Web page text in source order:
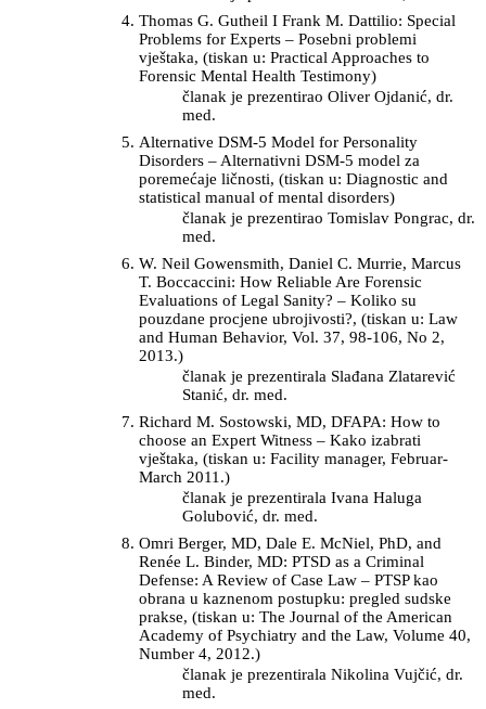
Thomas G. Gutheil I Frank M. Dattilio: Special
Problems for Experts – Posebni problemi
vještaka, (tiskan u: Practical Approaches to
Forensic Mental Health Testimony)
članak je prezentirao Oliver Ojdanić, dr.
med.
Alternative DSM-5 Model for Personality
Disorders – Alternativni DSM-5 model za
poremećaje ličnosti, (tiskan u: Diagnostic and
statistical manual of mental disorders)
članak je prezentirao Tomislav Pongrac, dr.
med.
W. Neil Gowensmith, Daniel C. Murrie, Marcus
T. Boccaccini: How Reliable Are Forensic
Evaluations of Legal Sanity? – Koliko su
pouzdane procjene ubrojivosti?, (tiskan u: Law
and Human Behavior, Vol. 37, 98-106, No 2,
2013.)
članak je prezentirala Slađana Zlatarević
Stanić, dr. med.
Richard M. Sostowski, MD, DFAPA: How to
choose an Expert Witness – Kako izabrati
vještaka, (tiskan u: Facility manager, Februar-
March 2011.)
članak je prezentirala Ivana Haluga
Golubović, dr. med.
Omri Berger, MD, Dale E. McNiel, PhD, and
Renée L. Binder, MD: PTSD as a Criminal
Defense: A Review of Case Law – PTSP kao
obrana u kaznenom postupku: pregled sudske
prakse, (tiskan u: The Journal of the American
Academy of Psychiatry and the Law, Volume 40,
Number 4, 2012.)
članak je prezentirala Nikolina Vujčić, dr.
med.